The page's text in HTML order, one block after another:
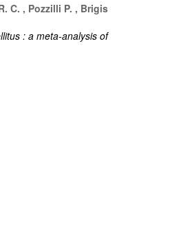
C. , Pozzilli P. , Brigis
: a meta-analysis of